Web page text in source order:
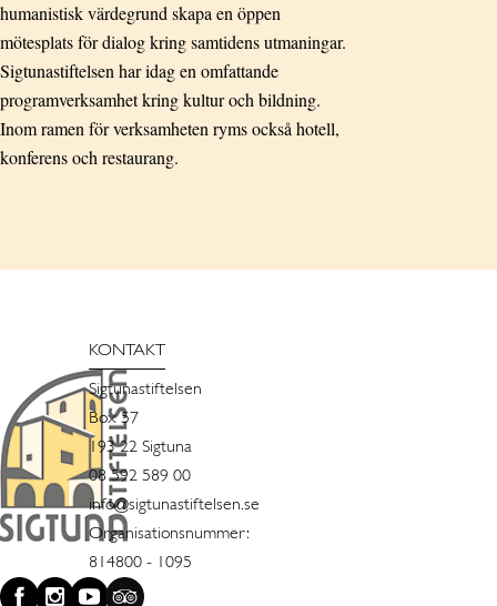
humanistisk värdegrund skapa en öppen
mötesplats för dialog kring samtidens utmaningar.
Sigtunastiftelsen har idag en omfattande
programverksamhet kring kultur och bildning.
Inom ramen för verksamheten ryms också hotell,
konferens och restaurang.
KONTAKT
Sigtunastiftelsen
Box 57
193 22 Sigtuna
08 592 589 00
info@sigtunastiftelsen.se
Organisationsnummer:
814800 - 1095